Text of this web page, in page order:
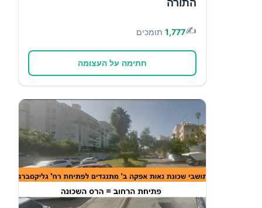
התורה
✍️
1,777 תומכים
חתימה על העצומה